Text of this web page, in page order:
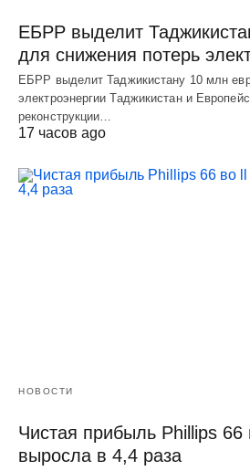
ЕБРР выделит
для снижения потерь
ЕБРР выделит Таджикистану 10 млн
электроэнергии Таджикистан и
реконструкции…
17 часов ago
НОВОСТИ
Чистая прибыль Phillips 66
выросла в 4,4 раза